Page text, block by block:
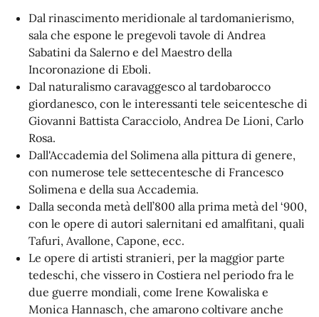
Dal rinascimento meridionale al tardomanierismo,
sala che espone le pregevoli tavole di Andrea
Sabatini da Salerno e del Maestro della
Incoronazione di Eboli.
Dal naturalismo caravaggesco al tardobarocco
giordanesco, con le interessanti tele seicentesche di
Giovanni Battista Caracciolo, Andrea De Lioni, Carlo
Rosa.
Dall'Accademia del Solimena alla pittura di genere,
con numerose tele settecentesche di Francesco
Solimena e della sua Accademia.
Dalla seconda metà dell’800 alla prima metà del ‘900,
con le opere di autori salernitani ed amalfitani, quali
Tafuri, Avallone, Capone, ecc.
Le opere di artisti stranieri, per la maggior parte
tedeschi, che vissero in Costiera nel periodo fra le
due guerre mondiali, come Irene Kowaliska e
Monica Hannasch, che amarono coltivare anche